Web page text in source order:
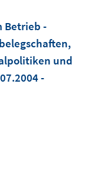
Betrieb -
und
-